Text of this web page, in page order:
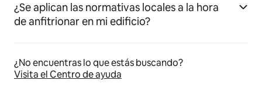
¿Se aplican las normativas locales a la hora
de anfitrionar en mi edificio?
¿No encuentras lo que estás buscando?
Visita el Centro de ayuda